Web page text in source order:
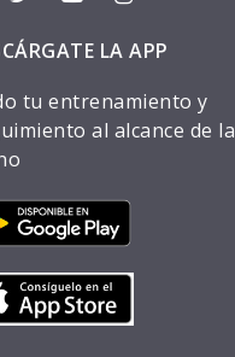
LA APP
tu entrenamiento y
al alcance de la